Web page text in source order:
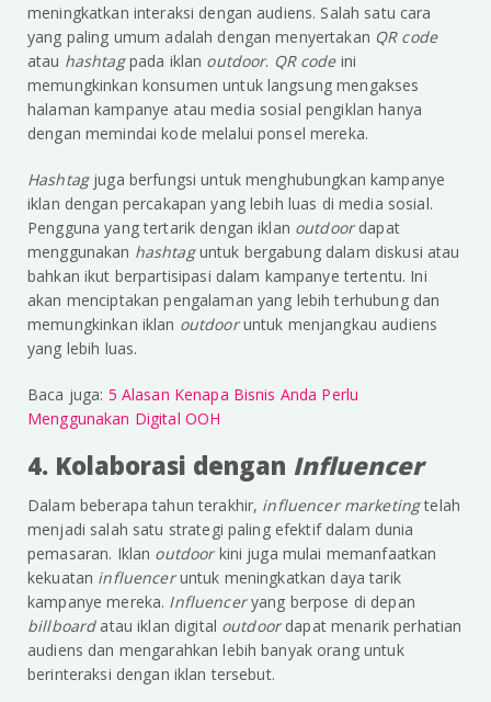
meningkatkan interaksi dengan audiens. Salah satu cara
yang paling umum adalah dengan menyertakan QR code
atau hashtagpada iklan outdoor. QR codeini
memungkinkan konsumen untuk langsung mengakses
halaman kampanye atau media sosial pengiklan hanya
dengan memindai kode melalui ponsel mereka.
Hashtag juga berfungsi untuk menghubungkan kampanye
iklan dengan percakapan yang lebih luas di media sosial.
Pengguna yang tertarik dengan iklan outdoordapat
menggunakan hashtaguntuk bergabung dalam diskusi atau
bahkan ikut berpartisipasi dalam kampanye tertentu. Ini
akan menciptakan pengalaman yang lebih terhubung dan
memungkinkan iklan outdooruntuk menjangkau audiens
yang lebih luas.
Baca juga: 5 Alasan Kenapa Bisnis Anda Perlu
Menggunakan Digital OOH
4. Kolaborasi dengan Influencer
Dalam beberapa tahun terakhir, influencer marketingtelah
menjadi salah satu strategi paling efektif dalam dunia
pemasaran. Iklan outdoorkini juga mulai memanfaatkan
kekuatan influenceruntuk meningkatkan daya tarik
kampanye mereka. Influenceryang berpose di depan
billboard atau iklan digital outdoordapat menarik perhatian
audiens dan mengarahkan lebih banyak orang untuk
berinteraksi dengan iklan tersebut.